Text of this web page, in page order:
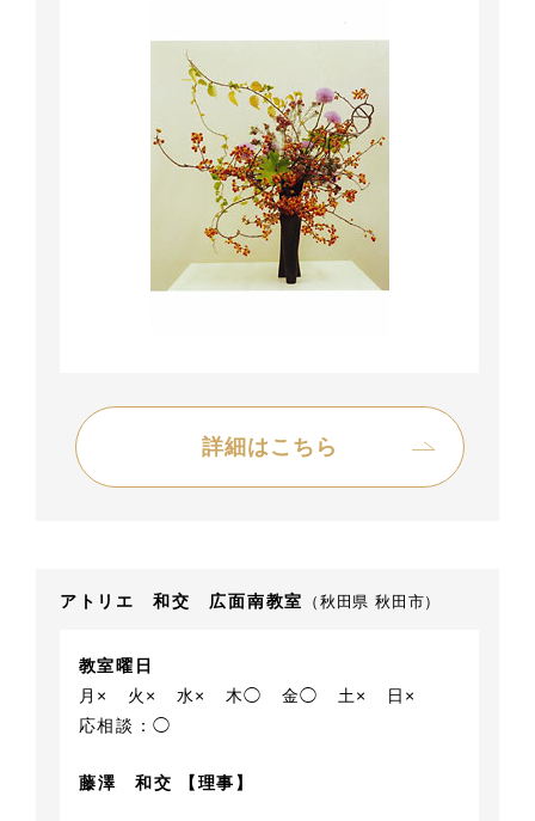
詳細はこちら
アトリエ 和交 広面南教室 （秋田県 秋田市）
教室曜日
月×
火× 水× 木◯ 金◯ 土×
日×
応相談：◯
藤澤 和交 【理事】